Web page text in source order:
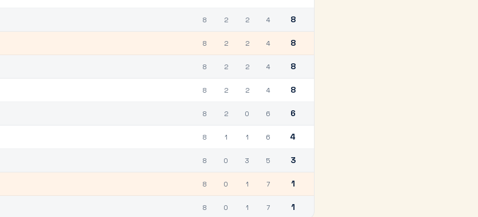
8 2 2 4 8
8 2 2 4 8
8 2 2 4 8
8 2 2 4 8
8 2 0 6 6
8 1 1 6 4
8 0 3 5 3
8 0 1 7 1
8 0 1 7 1